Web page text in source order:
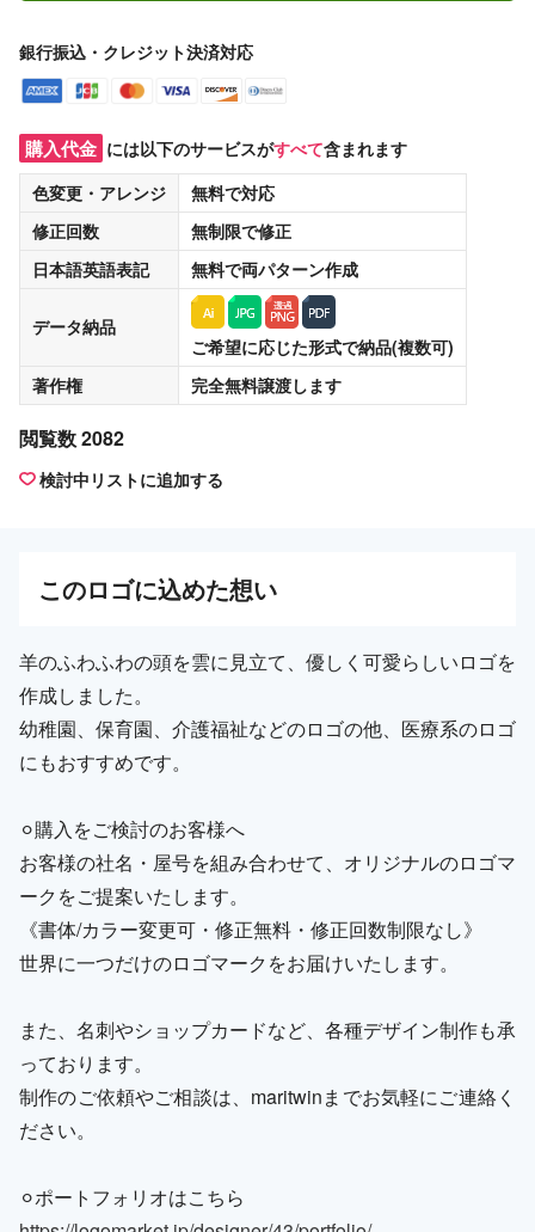
銀行振込・クレジット決済対応
購入代金 には以下のサービスがすべて含まれます
色変更・アレンジ
無料で対応
修正回数
無制限で修正
日本語英語表記
無料で両パターン作成
データ納品
ご希望に応じた形式で納品(複数可)
著作権
完全無料譲渡します
閲覧数 2082
検討中リストに追加する
このロゴに込めた想い
羊のふわふわの頭を雲に見立て、優しく可愛らしいロゴを
作成しました。
幼稚園、保育園、介護福祉などのロゴの他、医療系のロゴ
にもおすすめです。
⚪︎購入をご検討のお客様へ
お客様の社名・屋号を組み合わせて、オリジナルのロゴマ
ークをご提案いたします。
《書体/カラー変更可・修正無料・修正回数制限なし》
世界に一つだけのロゴマークをお届けいたします。
また、名刺やショップカードなど、各種デザイン制作も承
っております。
制作のご依頼やご相談は、maritwinまでお気軽にご連絡く
ださい。
⚪︎ポートフォリオはこちら